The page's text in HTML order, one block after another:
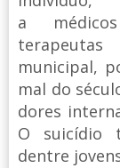
a
municipal,
mal do
dores
O suicídio
dentre